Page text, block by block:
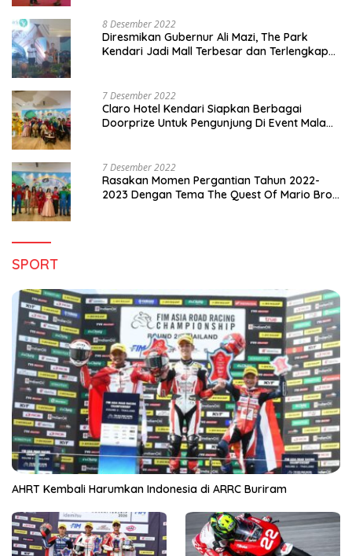
8 Desember 2022
Diresmikan Gubernur Ali Mazi, The Park
Kendari Jadi Mall Terbesar dan Terlengkap
7 Desember 2022
Claro Hotel Kendari Siapkan Berbagai
Doorprize Untuk Pengunjung Di Event Malam
7 Desember 2022
Rasakan Momen Pergantian Tahun 2022-
2023 Dengan Tema The Quest Of Mario Bros
SPORT
AHRT Kembali Harumkan Indonesia di ARRC Buriram